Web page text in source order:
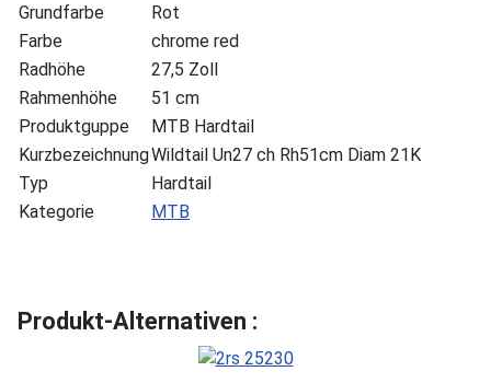
Grundfarbe
Rot
Farbe
chrome red
Radhöhe
27,5 Zoll
Rahmenhöhe
51 cm
Produktguppe
MTB Hardtail
KurzbezeichnungWildtail Un27 ch Rh51cm Diam 21K
Typ
Hardtail
Kategorie
MTB
Produkt-Alternativen :